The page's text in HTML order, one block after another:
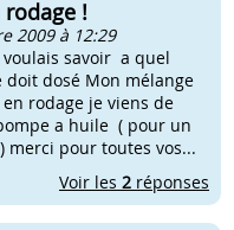
!
2009 à 12:29
savoir a quel
doit dosé Mon mélange
rodage je viens de
a huile ( pour un
merci pour toutes vos...
Voir les 2 réponses